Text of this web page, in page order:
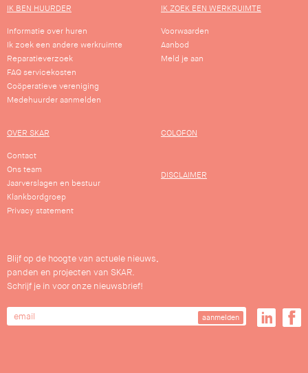
IK BEN HUURDER
Informatie over huren
Ik zoek een andere werkruimte
Reparatieverzoek
FAQ servicekosten
Coöperatieve vereniging
Medehuurder aanmelden
IK ZOEK EEN WERKRUIMTE
Voorwaarden
Aanbod
Meld je aan
OVER SKAR
Contact
Ons team
Jaarverslagen en bestuur
Klankbordgroep
Privacy statement
COLOFON
DISCLAIMER
Blijf op de hoogte van actuele nieuws,
panden en projecten van SKAR.
Schrijf je in voor onze nieuwsbrief!